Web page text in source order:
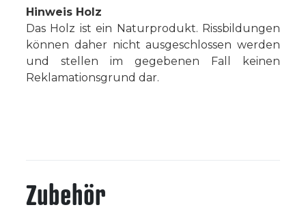
Hinweis Holz
Das Holz ist ein Naturprodukt. Rissbildungen
können daher nicht ausgeschlossen werden
und stellen im gegebenen Fall keinen
Reklamationsgrund dar.
Zubehör